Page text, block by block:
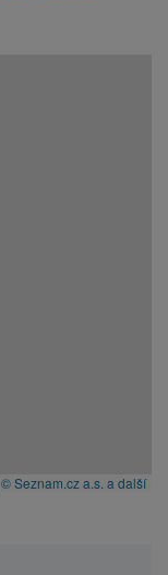
© Seznam.cz a.s. a další